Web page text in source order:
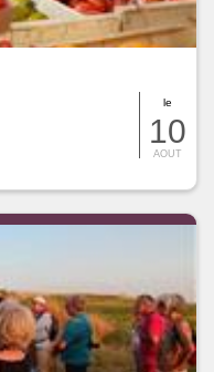
le
10
AOUT